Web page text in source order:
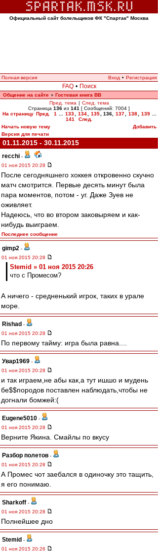
Официальный сайт болельщиков ФК "Спартак" Москва
Полная версия Вход • Регистрация
FAQ • Поиск
Общение на сайте » Гостевая книга ВВ
Пред. тема | След. тема
Страница 136 из 141 [ Сообщений: 7004 ]
На страницу Пред. 1 133 134 135 136, 137 138 139
141
След.
Начать новую тему
Добавить
Версия для печати
01.11.2015 - 30.11.2015
recchi -
01 ноя 2015 20:28
После сегодняшнего хоккея откровенно скучно
матч смотрится. Первые десять минут была
пара моментов, потом - уг. Даже Зуев не
оживляет.
Надеюсь, что во втором заковыряем и как-
нибудь выиграем.
Последнее сообщение
gimp2 -
01 ноя 2015 20:28
Stemid » 01 ноя 2015 20:26
что с Промесом?
А ничего - средненький игрок, таких в урале
море.
Rishad -
01 ноя 2015 20:28
По первому тайму: игра была равна....
Увар1969 -
01 ноя 2015 20:28
и так играем,не абы как,а тут ишшо и мудень
бе$$породов поставлен наблюдать,чтобы не
догнали бомжей:(
Eugene5010 -
01 ноя 2015 20:28
Верните Якина. Смайлы по вкусу
Разбор полетов -
01 ноя 2015 20:28
А Промес чот заебался в одиночку это тащить,
я его понимаю.
Sharkoff -
01 ноя 2015 20:28
Полнейшее дно
Stemid -
01 ноя 2015 20:26